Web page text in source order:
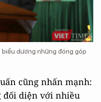
biểu dương những đóng góp
cũng nhấn mạnh:
đối diện với nhiều